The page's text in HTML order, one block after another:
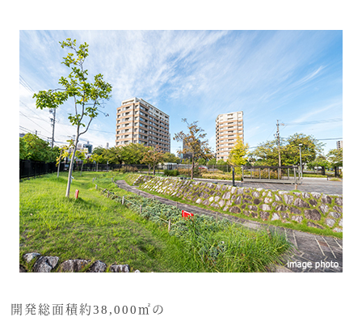
開発総面積約38,000㎡の